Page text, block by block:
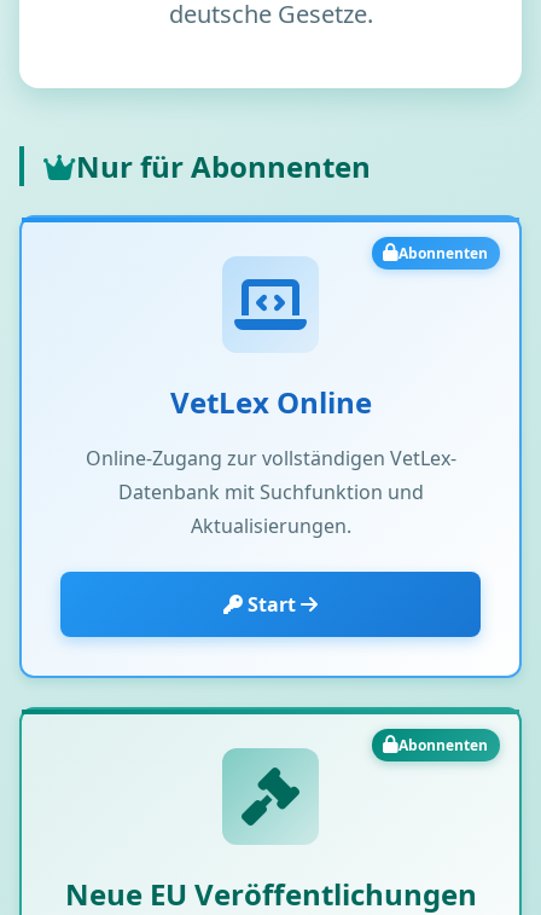
deutsche Gesetze.
Nur für Abonnenten
Abonnenten
VetLex Online
Online-Zugang zur vollständigen VetLex-
Datenbank mit Suchfunktion und
Aktualisierungen.
Start
Abonnenten
Neue EU Veröffentlichungen